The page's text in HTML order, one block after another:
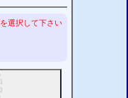
を選択して下さい